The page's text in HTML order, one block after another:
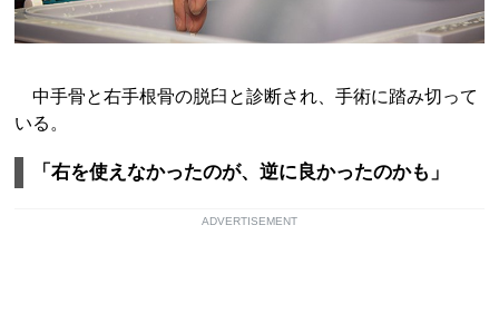
中手骨と右手根骨の脱臼と診断され、手術に踏み切って
いる。
「右を使えなかったのが、逆に良かったのかも」
ADVERTISEMENT